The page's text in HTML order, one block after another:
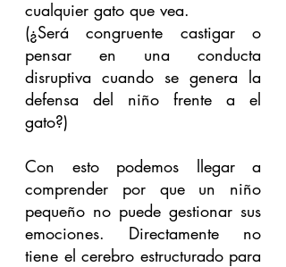
cualquier gato que vea.
(¿Será congruente castigar o
pensar en una conducta
disruptiva cuando se genera la
defensa del niño frente a el
gato?)
Con esto podemos llegar a
comprender por que un niño
pequeño no puede gestionar sus
emociones. Directamente no
tiene el cerebro estructurado para